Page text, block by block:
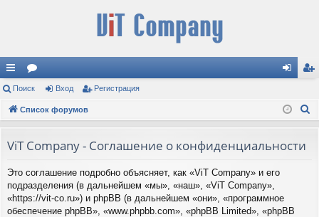
с
ы
и
ор
ум д ис
ац
Поиск Вход Регистрация
Список форумов
ViT Company - Соглашение о конфиденциальности
Это соглашение подробно объясняет, как «ViT Company» и его
подразделения (в дальнейшем «мы», «наш», «ViT Company»,
«https://vit-co.ru») и phpBB (в дальнейшем «они», «программное
обеспечение phpBB», «www.phpbb.com», «phpBB Limited», «phpBB